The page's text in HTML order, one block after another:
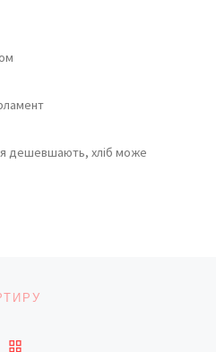
дешевшають, хліб може